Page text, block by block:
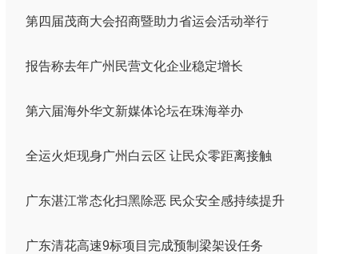
第四届茂商大会招商暨助力省运会活动举行
报告称去年广州民营文化企业稳定增长
第六届海外华文新媒体论坛在珠海举办
全运火炬现身广州白云区 让民众零距离接触
广东湛江常态化扫黑除恶 民众安全感持续提升
广东清花高速9标项目完成预制梁架设任务